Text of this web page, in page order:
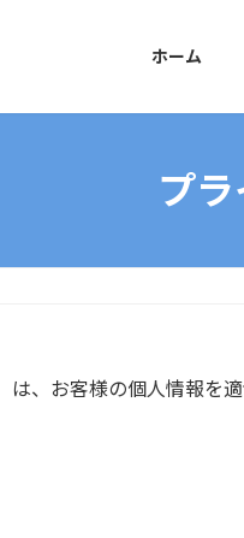
ホーム
プ
は、お客様の個人情報を